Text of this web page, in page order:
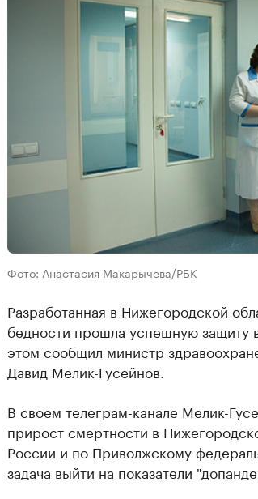
Фото: Анастасия Макарычева/РБК
Разработанная в Нижегородской
бедности прошла успешную
этом сообщил министр
Давид Мелик-Гусейнов.
В своем телеграм-канале Мелик-
прирост смертности в
России и по Приволжскому
задача выйти на показатели